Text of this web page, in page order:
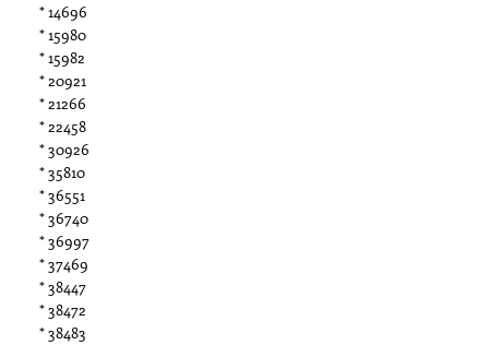
* 14696
* 15980
* 15982
* 20921
* 21266
* 22458
* 30926
* 35810
* 36551
* 36740
* 36997
* 37469
* 38447
* 38472
* 38483